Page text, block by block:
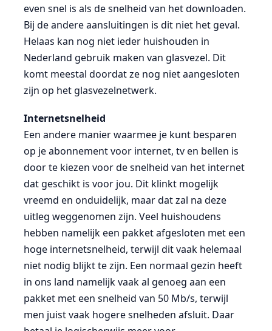
even snel is als de snelheid van het downloaden.
Bij de andere aansluitingen is dit niet het geval.
Helaas kan nog niet ieder huishouden in
Nederland gebruik maken van glasvezel. Dit
komt meestal doordat ze nog niet aangesloten
zijn op het glasvezelnetwerk.
Internetsnelheid
Een andere manier waarmee je kunt besparen
op je abonnement voor internet, tv en bellen is
door te kiezen voor de snelheid van het internet
dat geschikt is voor jou. Dit klinkt mogelijk
vreemd en onduidelijk, maar dat zal na deze
uitleg weggenomen zijn. Veel huishoudens
hebben namelijk een pakket afgesloten met een
hoge internetsnelheid, terwijl dit vaak helemaal
niet nodig blijkt te zijn. Een normaal gezin heeft
in ons land namelijk vaak al genoeg aan een
pakket met een snelheid van 50 Mb/s, terwijl
men juist vaak hogere snelheden afsluit. Daar